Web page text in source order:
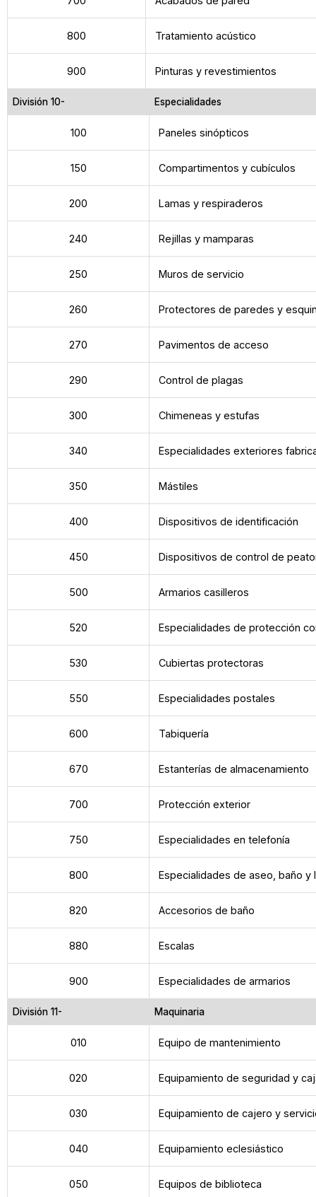
800 Tratamiento acústico
900 Pinturas y revestimientos
División 10- Especialidades
100 Paneles sinópticos
150 Compartimentos y cubículos
200 Lamas y respiraderos
240 Rejillas y mamparas
250 Muros de servicio
260 Protectores de paredes y
270 Pavimentos de acceso
290 Control de plagas
300 Chimeneas y estufas
340 Especialidades exteriores
350 Mástiles
400 Dispositivos de identificación
450 Dispositivos de control de
500 Armarios casilleros
520 Especialidades de protección
530 Cubiertas protectoras
550 Especialidades postales
600 Tabiquería
670 Estanterías de almacenamiento
700 Protección exterior
750 Especialidades en telefonía
800 Especialidades de aseo, baño y
820 Accesorios de baño
880 Escalas
900 Especialidades de armarios
División 11- Maquinaria
010 Equipo de mantenimiento
020 Equipamiento de seguridad y
030 Equipamiento de cajero y
040 Equipamiento eclesiástico
050 Equipos de biblioteca